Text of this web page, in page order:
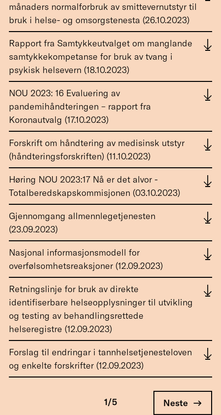
månaders normalforbruk av smittevernutstyr til
bruk i helse- og omsorgstenesta (26.10.2023)
Rapport fra Samtykkeutvalget om manglande
samtykkekompetanse for bruk av tvang i
psykisk helsevern (18.10.2023)
NOU 2023: 16 Evaluering av
pandemihåndteringen – rapport fra
Koronautvalg (17.10.2023)
Forskrift om håndtering av medisinsk utstyr
(håndteringsforskriften) (11.10.2023)
Høring NOU 2023:17 Nå er det alvor -
Totalberedskapskommisjonen (03.10.2023)
Gjennomgang allmennlegetjenesten
(23.09.2023)
Nasjonal informasjonsmodell for
overfølsomhetsreaksjoner (12.09.2023)
Retningslinje for bruk av direkte
identifiserbare helseopplysninger til utvikling
og testing av behandlingsrettede
helseregistre (12.09.2023)
Forslag til endringar i tannhelsetjenesteloven
og enkelte forskrifter (12.09.2023)
Neste
1/5